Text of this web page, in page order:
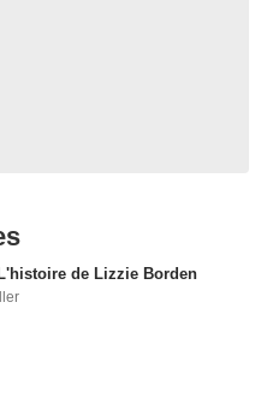
de Lizzie Borden